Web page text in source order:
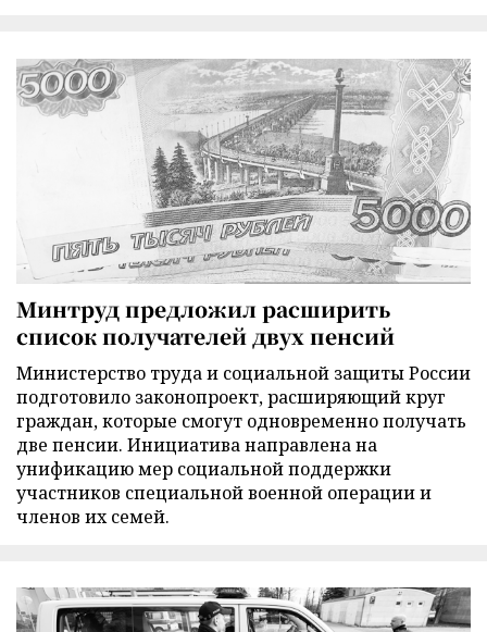
Минтруд предложил расширить
список получателей двух пенсий
Министерство труда и социальной защиты России
подготовило законопроект, расширяющий круг
граждан, которые смогут одновременно получать
две пенсии. Инициатива направлена на
унификацию мер социальной поддержки
участников специальной военной операции и
членов их семей.